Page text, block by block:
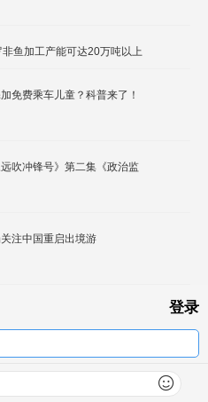
鱼加工产能可达20万吨以上
免费乘车儿童？科普来了！
吹冲锋号》第二集《政治监
注中国重启出境游
登录